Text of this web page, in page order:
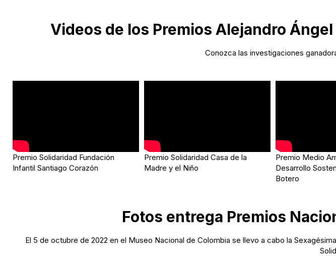
Videos de los Premios Alejandro
Conozca las investigaciones
Premio Solidaridad Fundación
Infantil Santiago Corazón
Premio Solidaridad Casa de la
Madre y el Niño
Premio Medio
Desarrollo
Botero
Fotos entrega Premios
El 5 de octubre de 2022 en el Museo Nacional de Colombia se llevo a cabo la